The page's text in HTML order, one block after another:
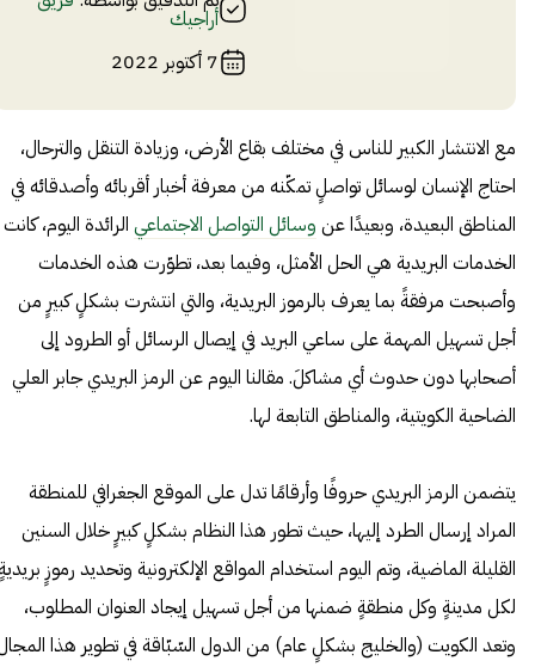
أراجيك
7 أكتوبر 2022
مع الانتشار الكبير للناس في مختلف بقاع الأرض، وزيادة التنقل والترحال،
احتاج الإنسان لوسائل تواصلٍ تمكّنه من معرفة أخبار أقربائه وأصدقائه في
المناطق البعيدة، وبعيدًا عن وسائل التواصل الاجتماعي الرائدة اليوم، كانت
الخدمات البريدية هي الحل الأمثل، وفيما بعد، تطوّرت هذه الخدمات
وأصبحت مرفقةً بما يعرف بالرموز البريدية، والتي انتشرت بشكلٍ كبيرٍ من
أجل تسهيل المهمة على ساعي البريد في إيصال الرسائل أو الطرود إلى
أصحابها دون حدوث أي مشاكلَ. مقالنا اليوم عن الرمز البريدي جابر العلي
الضاحية الكويتية، والمناطق التابعة لها.
يتضمن الرمز البريدي حروفًا وأرقامًا تدل على الموقع الجغرافي للمنطقة
المراد إرسال الطرد إليها، حيث تطور هذا النظام بشكلٍ كبيرٍ خلال السنين
القليلة الماضية، وتم اليوم استخدام المواقع الإلكترونية وتحديد رموزٍ
لكل مدينةٍ وكل منطقةٍ ضمنها من أجل تسهيل إيجاد العنوان المطلوب،
وتعد الكويت (والخليج بشكلٍ عام) من الدول السّبّاقة في تطوير هذا